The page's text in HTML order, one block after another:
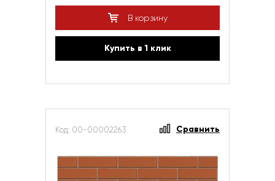
В корзину
Купить в 1 клик
Код: 00-00002263 Сравнить